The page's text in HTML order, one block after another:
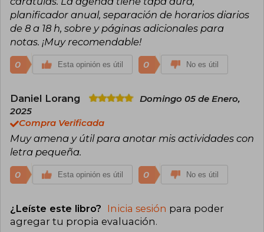
planificador anual, separación de horarios diarios
de 8 a 18 h, sobre y páginas adicionales para
notas. ¡Muy recomendable!
0 Esta opinión es útil 0 No es útil
Daniel Lorang
Domingo 05 de Enero,
2025
Compra Verificada
Muy amena y útil para anotar mis actividades con
letra pequeña.
0 Esta opinión es útil 0 No es útil
¿Leíste este libro? Inicia sesión para poder
agregar tu propia evaluación.